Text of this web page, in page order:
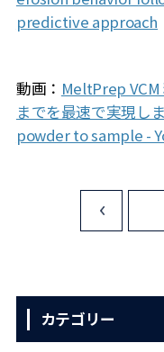
predictive approach
動画： MeltPrep
までを最速で実現し
powder to sample -
カテゴリー